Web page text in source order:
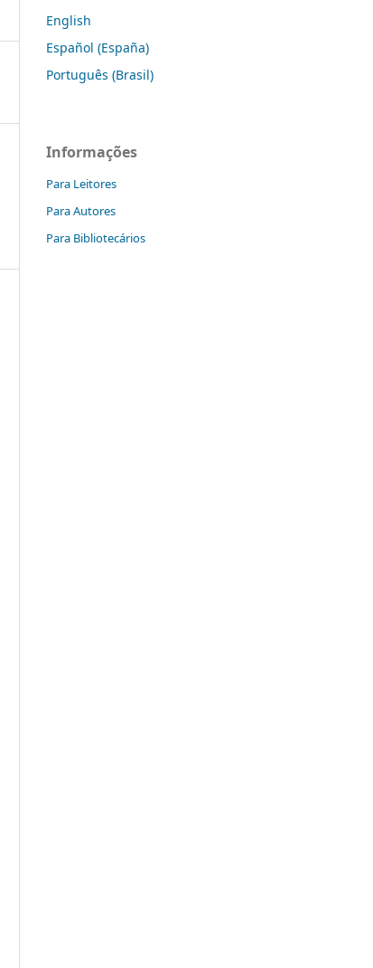
English
Español (España)
Português (Brasil)
Informações
Para Leitores
Para Autores
Para Bibliotecários